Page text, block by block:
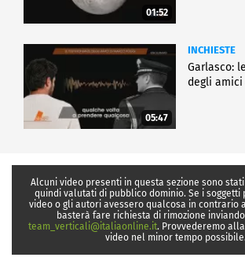
01:52
05:47
INCHIESTE
Garlasco:
degli amici
Alcuni video presenti in questa sezione sono
quindi valutati di pubblico dominio. Se i soggetti
video o gli autori avessero qualcosa in contrario
basterà fare richiesta di rimozione
team_verticali@italiaonline.it. Provvederemo
video nel minor tempo possibile.